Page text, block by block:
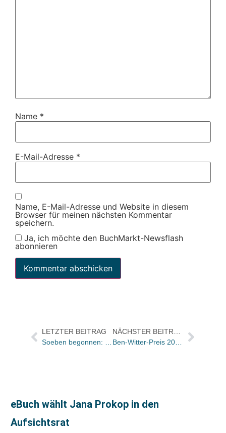
Name *
E-Mail-Adresse *
Name, E-Mail-Adresse und Website in diesem
Browser für meinen nächsten Kommentar
speichern.
Ja, ich möchte den BuchMarkt-Newsflash
abonnieren
LETZTER BEITRAG
eBuch wählt Jana Prokop in den
Aufsichtsrat